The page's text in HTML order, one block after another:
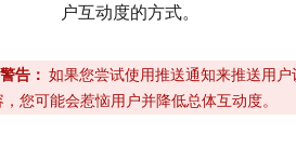
户互动度的方式。
警告： 如果您尝试使用推送通知来推送用
您可能会惹恼用户并降低总体互动度。